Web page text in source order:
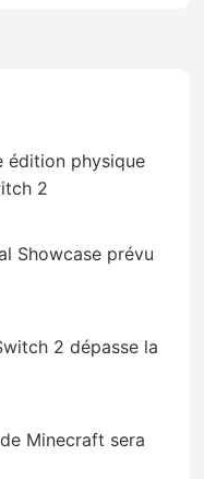
édition physique
2
Showcase prévu
2 dépasse la
Minecraft sera